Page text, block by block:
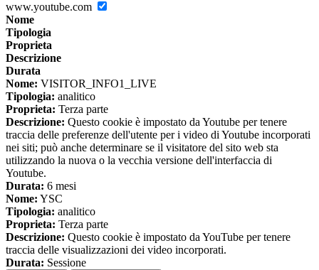
www.youtube.com
Nome
Tipologia
Proprieta
Descrizione
Durata
Nome: VISITOR_INFO1_LIVE
Tipologia: analitico
Proprieta: Terza parte
Descrizione: Questo cookie è impostato da Youtube per tenere
traccia delle preferenze dell'utente per i video di Youtube incorporati
nei siti; può anche determinare se il visitatore del sito web sta
utilizzando la nuova o la vecchia versione dell'interfaccia di
Youtube.
Durata: 6 mesi
Nome: YSC
Tipologia: analitico
Proprieta: Terza parte
Descrizione: Questo cookie è impostato da YouTube per tenere
traccia delle visualizzazioni dei video incorporati.
Durata: Sessione